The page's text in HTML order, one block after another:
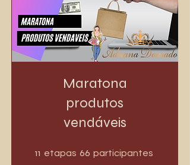
Maratona
produtos
vendáveis
11 etapas 11 etapas
66 participantes